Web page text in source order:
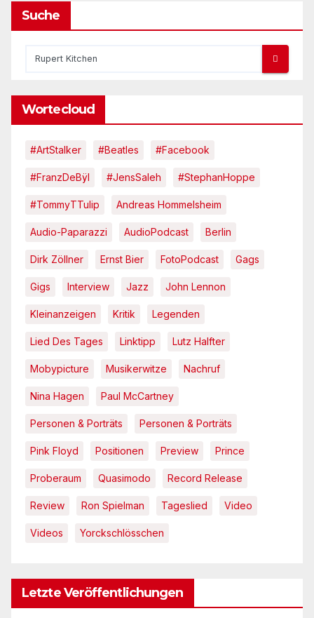
Suche
Wortecloud
#ArtStalker #Beatles #Facebook
#FranzDeBÿl #JensSaleh #StephanHoppe
#TommyTTulip Andreas Hommelsheim
Audio-Paparazzi AudioPodcast Berlin
Dirk Zöllner Ernst Bier FotoPodcast Gags
Gigs Interview Jazz John Lennon
Kleinanzeigen Kritik Legenden
Lied Des Tages Linktipp Lutz Halfter
Mobypicture Musikerwitze Nachruf
Nina Hagen Paul McCartney
Personen & Porträts Personen & Porträts
Pink Floyd Positionen Preview Prince
Proberaum Quasimodo Record Release
Review Ron Spielman Tageslied Video
Videos Yorckschlösschen
Letzte Veröffentlichungen